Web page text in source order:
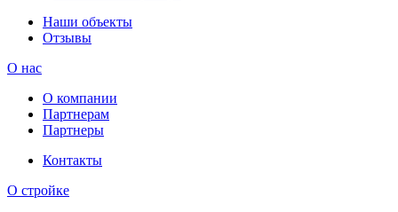
Наши объекты
Отзывы
О нас
О компании
Партнерам
Партнеры
Контакты
О стройке